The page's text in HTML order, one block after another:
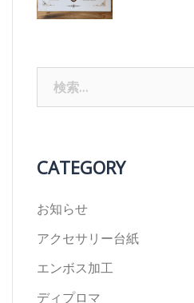
CATEGORY
お知らせ
アクセサリー台紙
エンボス加工
ディプロマ